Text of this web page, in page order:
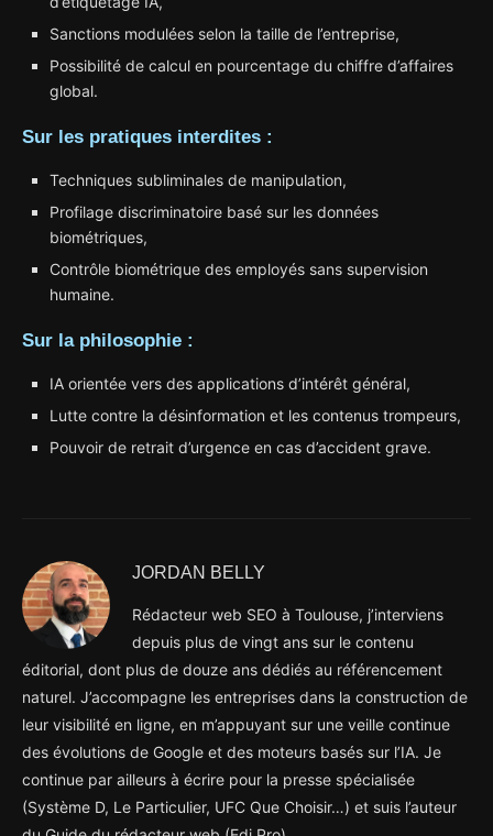
Sanctions modulées selon la taille de l’entreprise,
Possibilité de calcul en pourcentage du chiffre d’affaires
global.
Sur les pratiques interdites :
Techniques subliminales de manipulation,
Profilage discriminatoire basé sur les données
biométriques,
Contrôle biométrique des employés sans supervision
humaine.
Sur la philosophie :
IA orientée vers des applications d’intérêt général,
Lutte contre la désinformation et les contenus trompeurs,
Pouvoir de retrait d’urgence en cas d’accident grave.
JORDAN BELLY
Rédacteur web SEO à Toulouse, j’interviens
depuis plus de vingt ans sur le contenu
éditorial, dont plus de douze ans dédiés au référencement
naturel. J’accompagne les entreprises dans la construction de
leur visibilité en ligne, en m’appuyant sur une veille continue
des évolutions de Google et des moteurs basés sur l’IA. Je
continue par ailleurs à écrire pour la presse spécialisée
(Système D, Le Particulier, UFC Que Choisir…) et suis l’auteur